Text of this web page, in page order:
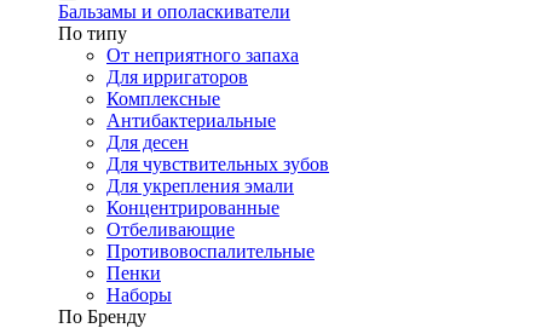
Бальзамы и ополаскиватели
По типу
От неприятного запаха
Для ирригаторов
Комплексные
Антибактериальные
Для десен
Для чувствительных зубов
Для укрепления эмали
Концентрированные
Отбеливающие
Противовоспалительные
Пенки
Наборы
По Бренду